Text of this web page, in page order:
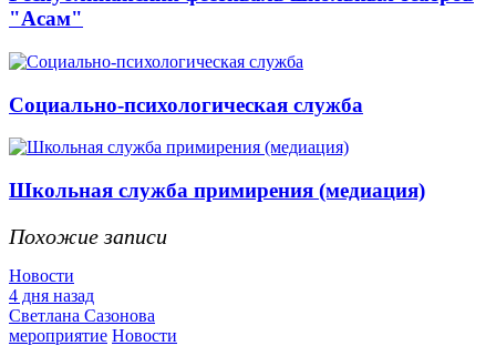
"Асам"
Социально-психологическая служба
Школьная служба примирения (медиация)
Похожие записи
Новости
4 дня назад
Светлана Сазонова
мероприятие Новости